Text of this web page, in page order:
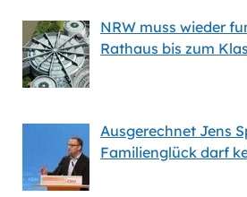
NRW muss wieder
Rathaus bis zum
Ausgerechnet Jens
Familienglück darf